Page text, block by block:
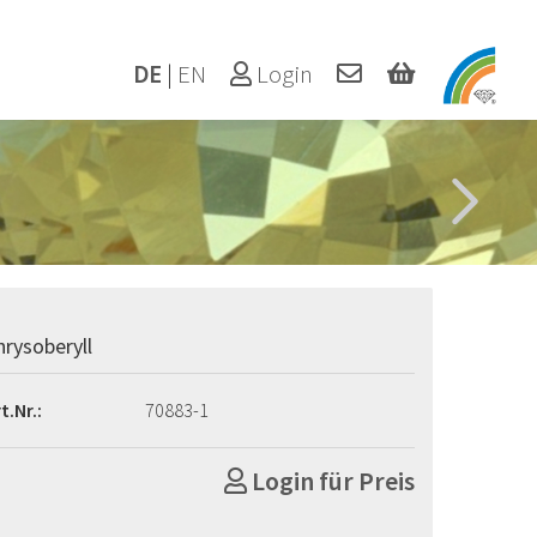
Login
DE | EN
70883-1
Login für Preis